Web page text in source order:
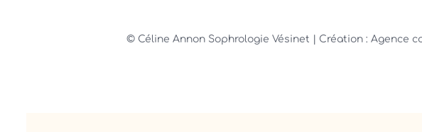
© Céline Annon Sophrologie Vésinet | Création : Agence